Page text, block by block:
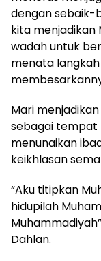
dengan sebaik-
kita menjadikan
wadah untuk
menata
Mari
sebagai tempat
menunaikan
keikhlasan
“Aku titipkan
hidupilah
Dahlan.